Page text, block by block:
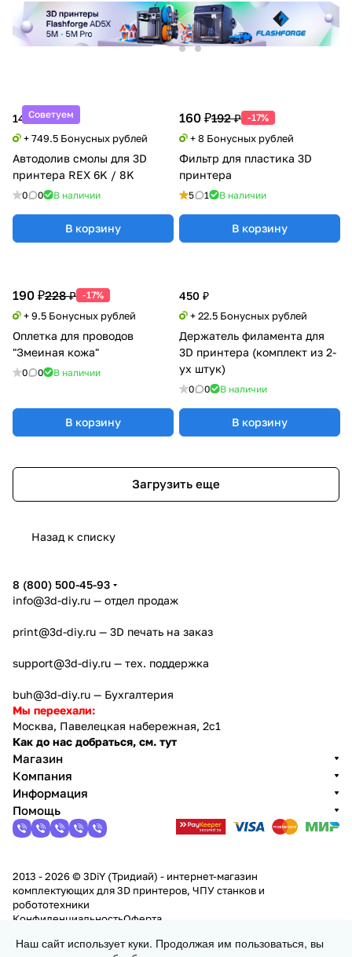
Советуем
14 990 ₽
+ 749.5 Бонусных рублей
Автодолив смолы для 3D
принтера REX 6K / 8K
0 0 В наличии
В корзину
160 ₽192 ₽ -17%
+ 8 Бонусных рублей
Фильтр для пластика 3D
принтера
5 1 В наличии
В корзину
190 ₽228 ₽ -17%
+ 9.5 Бонусных рублей
Оплетка для проводов
"Змеиная кожа"
0 0 В наличии
В корзину
450 ₽
+ 22.5 Бонусных рублей
Держатель филамента для
3D принтера (комплект из 2-
ух штук)
0 0 В наличии
В корзину
Загрузить еще
Назад к списку
8 (800) 500-45-93
info@3d-diy.ru — отдел продаж
print@3d-diy.ru — 3D печать на заказ
support@3d-diy.ru — тех. поддержка
buh@3d-diy.ru — Бухгалтерия
Мы переехали:
Москва, Павелецкая набережная, 2с1
Как до нас добраться, см. тут
Магазин
Компания
Информация
Помощь
2013 - 2026 © 3DiY (Тридиай) - интернет-магазин
комплектующих для 3D принтеров, ЧПУ станков и
робототехники
КонфиденциальностьОферта
Наш сайт использует куки. Продолжая им пользоваться, вы